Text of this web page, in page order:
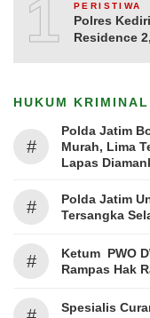
10PERISTIWA
Polres
Residence
HUKUM KRIMINAL
#
Polda Jatim
Murah, Lima
Lapas
#
Polda Jatim
Tersangka
#
Ketum PWO
Rampas Hak
Spesialis